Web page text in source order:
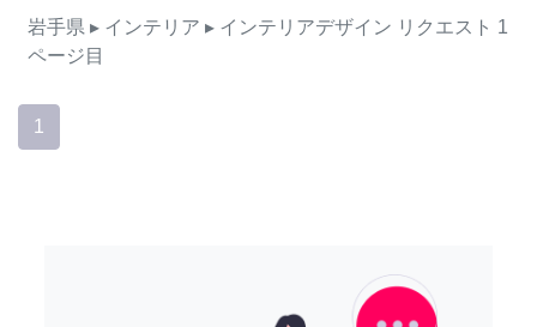
岩手県 ▸ インテリア ▸ インテリアデザイン リクエスト 1
ページ目
1